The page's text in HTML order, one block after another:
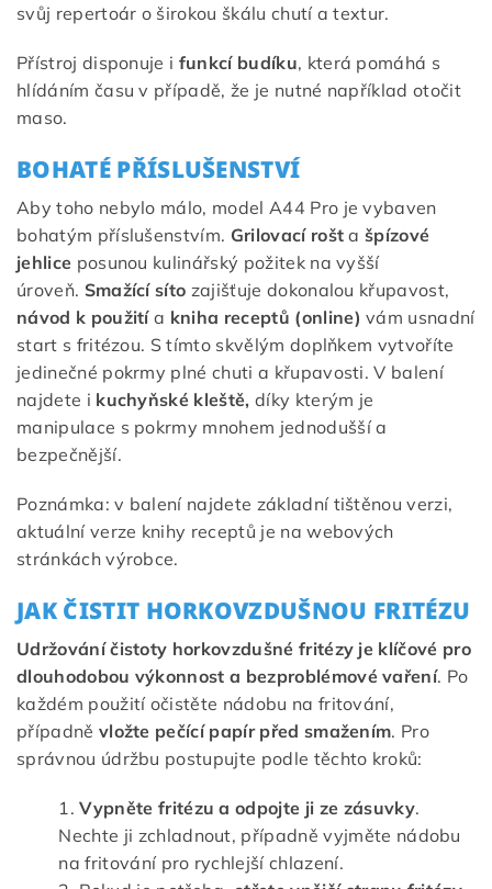
svůj repertoár o širokou škálu chutí a textur.
Přístroj disponuje i funkcí budíku, která pomáhá s
hlídáním času v případě, že je nutné například otočit
maso.
BOHATÉ PŘÍSLUŠENSTVÍ
Aby toho nebylo málo, model A44 Pro je vybaven
bohatým příslušenstvím. Grilovací rošt a špízové
jehlice posunou kulinářský požitek na vyšší
úroveň. Smažící síto zajišťuje dokonalou křupavost,
návod k použitía kniha receptů (online) vám usnadní
start s fritézou. S tímto skvělým doplňkem vytvoříte
jedinečné pokrmy plné chuti a křupavosti. V balení
najdete i kuchyňské kleště, díky kterým je
manipulace s pokrmy mnohem jednodušší a
bezpečnější.
Poznámka: v balení najdete základní tištěnou verzi,
aktuální verze knihy receptů je na webových
stránkách výrobce.
JAK ČISTIT HORKOVZDUŠNOU FRITÉZU
Udržování čistoty horkovzdušné fritézy je klíčové pro
dlouhodobou výkonnost a bezproblémové vaření. Po
každém použití očistěte nádobu na fritování,
případně vložte pečící papír před smažením. Pro
správnou údržbu postupujte podle těchto kroků:
Vypněte fritézu a odpojte ji ze zásuvky.
Nechte ji zchladnout, případně vyjměte nádobu
na fritování pro rychlejší chlazení.